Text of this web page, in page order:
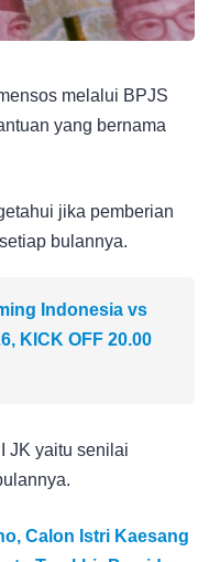
melalui BPJS
yang bernama
jika pemberian
bulannya.
Indonesia vs
KICK OFF 20.00
JK yaitu senilai
Calon Istri Kaesang